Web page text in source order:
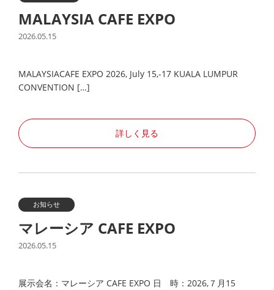
MALAYSIA CAFE EXPO
2026.05.15
MALAYSIACAFE EXPO 2026, July 15,-17 KUALA LUMPUR
CONVENTION […]
詳しく見る
お知らせ
マレーシア CAFE EXPO
2026.05.15
展示会名：マレーシア CAFE EXPO 日 時：2026,７月15